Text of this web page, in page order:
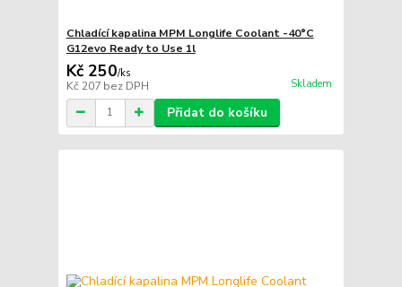
Chladící kapalina MPM Longlife Coolant -40°C
G12evo Ready to Use 1l
Kč 250/ks
Kč 207 bez DPH Skladem
Přidat do košíku